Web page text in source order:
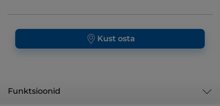
Kust osta
Funktsioonid